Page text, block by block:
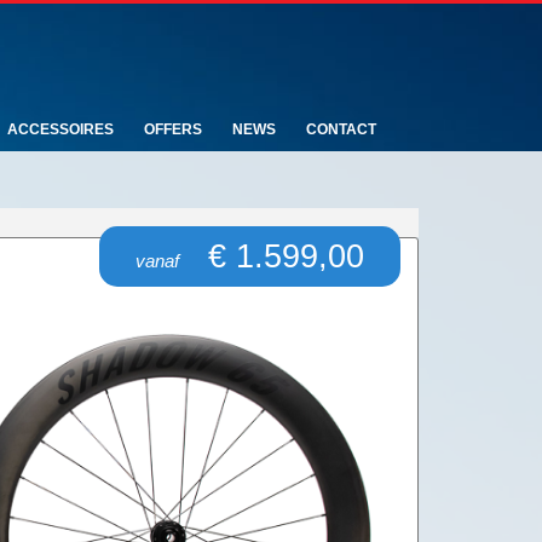
ACCESSOIRES OFFERS NEWS CONTACT
vanaf€ 1.599,00